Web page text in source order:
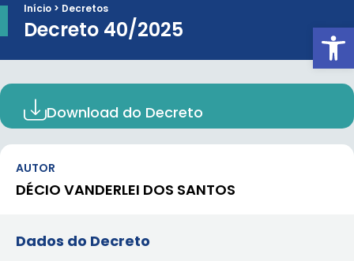
Início > Decretos
Decreto 40/2025
Download do Decreto
AUTOR
DÉCIO VANDERLEI DOS SANTOS
Dados do Decreto